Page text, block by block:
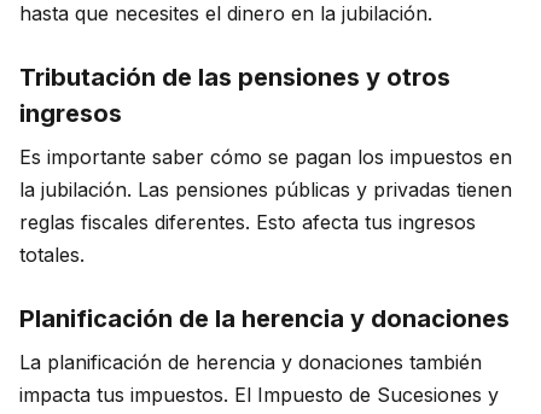
hasta que necesites el dinero en la jubilación.
Tributación de las pensiones y otros
ingresos
Es importante saber cómo se pagan los impuestos en
la jubilación. Las pensiones públicas y privadas tienen
reglas fiscales diferentes. Esto afecta tus ingresos
totales.
Planificación de la herencia y donaciones
La planificación de herencia y donaciones también
impacta tus impuestos. El Impuesto de Sucesiones y